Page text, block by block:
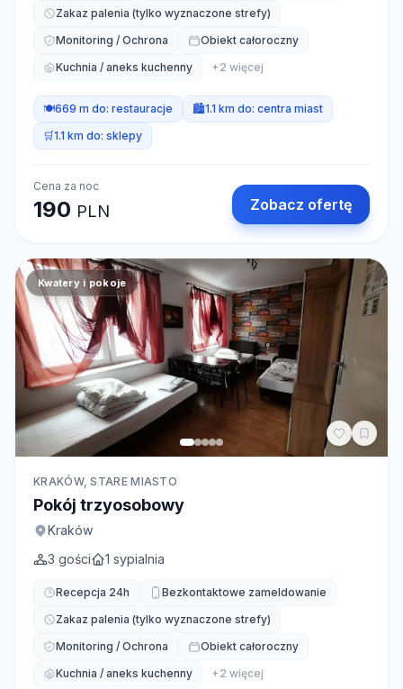
Zakaz palenia (tylko wyznaczone strefy)
Monitoring / Ochrona
Obiekt całoroczny
Kuchnia / aneks kuchenny
+2 więcej
🍽️669 m do: restauracje 🏙️1.1 km do: centra miast
🛒1.1 km do: sklepy
Cena za noc
190 PLN Zobacz ofertę
Kwatery i pokoje
KRAKÓW, STARE MIASTO
Pokój trzyosobowy
Kraków
3 gości 1 sypialnia
Recepcja 24h
Bezkontaktowe zameldowanie
Zakaz palenia (tylko wyznaczone strefy)
Monitoring / Ochrona
Obiekt całoroczny
Kuchnia / aneks kuchenny
+2 więcej